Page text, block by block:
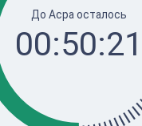
До Асра осталось
00:50:21